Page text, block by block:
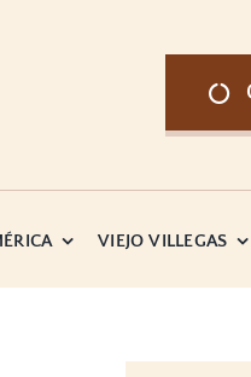
VIEJO VILLEGAS